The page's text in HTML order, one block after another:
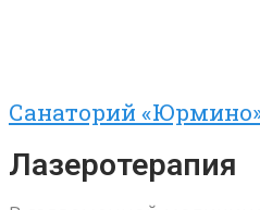
Санаторий
Лазеротерапия